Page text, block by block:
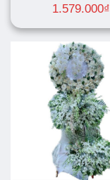
1.579.000₫